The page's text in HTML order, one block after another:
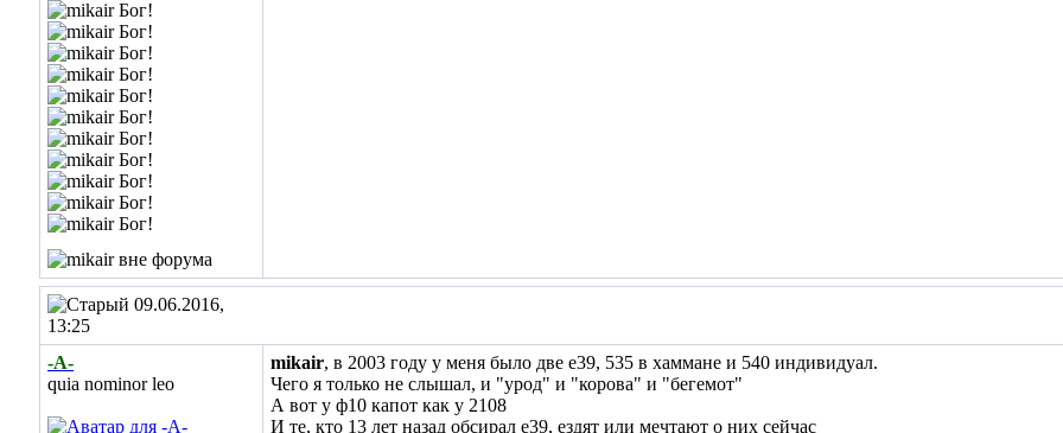
09.06.2016,
13:25
-А-
quia nominor leo
mikair, в 2003 году у меня было две е39, 535 в хаммане и 540 индивидуал.
Чего я только не слышал, и "урод" и "корова" и "бегемот"
А вот у ф10 капот как у 2108
И те, кто 13 лет назад обсирал е39, ездят или мечтают о них сейчас